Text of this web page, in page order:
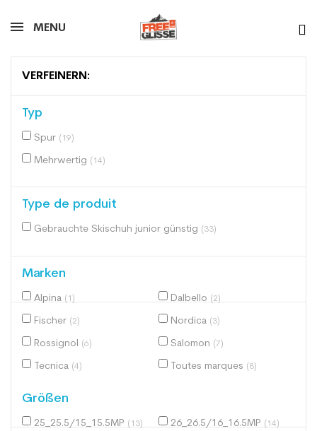
MENU
VERFEINERN:
Typ
Spur (19)
Mehrwertig (14)
Type de produit
Gebrauchte Skischuh junior günstig (33)
Marken
Alpina (1) Dalbello (2)
Fischer (2) Nordica (3)
Rossignol (6) Salomon (7)
Tecnica (4) Toutes marques (8)
Größen
25_25.5/15_15.5MP (13) 26_26.5/16_16.5MP (14)